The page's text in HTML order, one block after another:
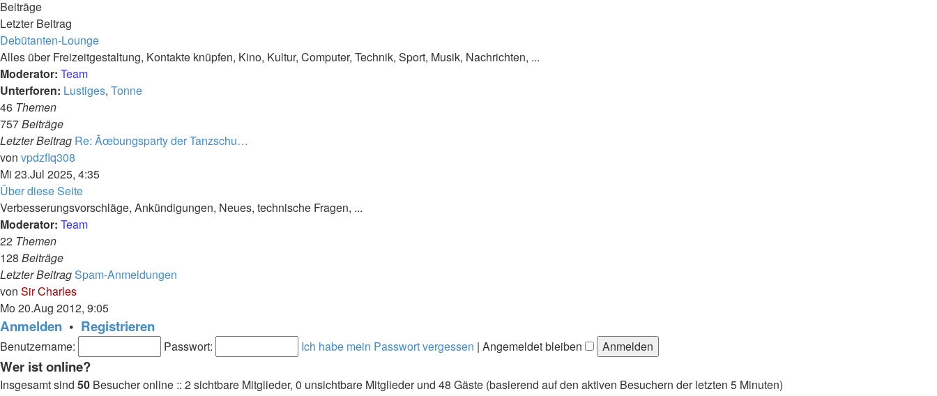
Beiträge
Letzter Beitrag
Debütanten-Lounge
Alles über Freizeitgestaltung, Kontakte knüpfen, Kino, Kultur, Computer, Technik, Sport, Musik, Nachrichten, ...
Moderator: Team
Unterforen: Lustiges, Tonne
46 Themen
757Beiträge
Letzter Beitrag Re: Ãœbungsparty der Tanzschu…
von vpdzflq308
Beitrag
Mi 23.Jul 2025, 4:35
Über diese Seite
Verbesserungsvorschläge, Ankündigungen, Neues, technische Fragen, ...
Moderator: Team
22 Themen
128 Beiträge
Letzter BeitragSpam-Anmeldungen
von Sir CharlesNeuester
Beitrag
Mo 20.Aug 2012, 9:05
Anmelden • Registrieren
Benutzername: Passwort: Ich habe mein Passwort vergessen | Angemeldet bleiben
Wer ist online?
Insgesamt sind 50 Besucher online :: 2 sichtbare Mitglieder, 0 unsichtbare Mitglieder und 48 Gäste (basierend auf den aktiven Besuchern der letzten 5 Minuten)